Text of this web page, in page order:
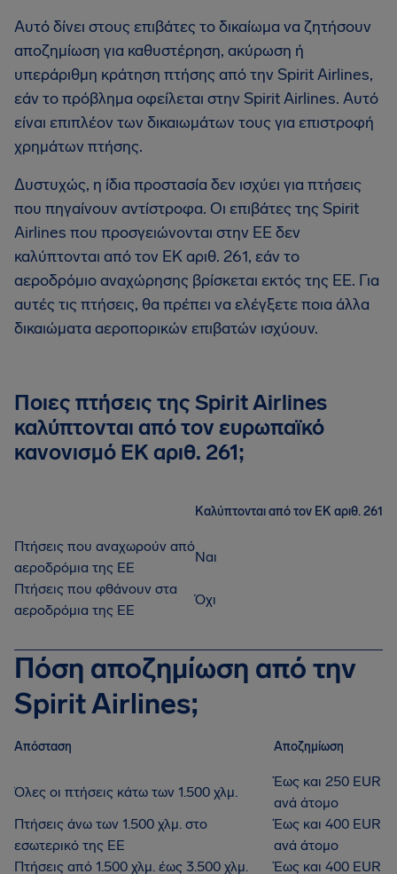
Αυτό δίνει στους επιβάτες το δικαίωμα να ζητήσουν
αποζημίωση για καθυστέρηση, ακύρωση ή
υπεράριθμη κράτηση πτήσης από την Spirit Airlines,
εάν το πρόβλημα οφείλεται στην Spirit Airlines. Αυτό
είναι επιπλέον των δικαιωμάτων τους για επιστροφή
χρημάτων πτήσης.
Δυστυχώς, η ίδια προστασία δεν ισχύει για πτήσεις
που πηγαίνουν αντίστροφα. Οι επιβάτες της Spirit
Airlines που προσγειώνονται στην ΕΕ δεν
καλύπτονται από τον ΕΚ αριθ. 261, εάν το
αεροδρόμιο αναχώρησης βρίσκεται εκτός της ΕΕ. Για
αυτές τις πτήσεις, θα πρέπει να ελέγξετε ποια άλλα
δικαιώματα αεροπορικών επιβατών ισχύουν.
Ποιες πτήσεις της Spirit Airlines
καλύπτονται από τον ευρωπαϊκό
κανονισμό ΕΚ αριθ. 261;
Καλύπτονται από τον ΕΚ αριθ. 261
Πτήσεις που αναχωρούν από
αεροδρόμια της ΕΕ
Ναι
Πτήσεις που φθάνουν στα
αεροδρόμια της ΕΕ
Όχι
Πόση αποζημίωση από την
Spirit Airlines;
Απόσταση Αποζημίωση
Όλες οι πτήσεις κάτω των 1.500 χλμ.
Έως και 250 EUR
ανά άτομο
Πτήσεις άνω των 1.500 χλμ. στο
εσωτερικό της ΕΕ
Έως και 400 EUR
ανά άτομο
Πτήσεις από 1.500 χλμ. έως 3.500 χλμ.
Έως και 400 EUR